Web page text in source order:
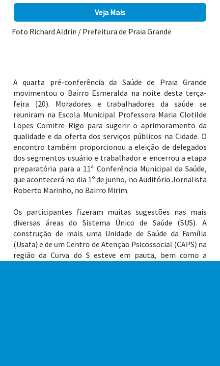
Veja Mais
A quarta pré-conferência da Saúde de Praia Grande
movimentou o Bairro Esmeralda na noite desta terça-
feira (20). Moradores e trabalhadores da saúde se
reuniram na Escola Municipal Professora Maria Clotilde
Lopes Comitre Rigo para sugerir o aprimoramento da
qualidade e da oferta dos serviços públicos na Cidade. O
encontro também proporcionou a eleição de delegados
dos segmentos usuário e trabalhador e encerrou a etapa
preparatória para a 11ª Conferência Municipal da Saúde,
que acontecerá no dia 1º de junho, no Auditório Jornalista
Roberto Marinho, no Bairro Mirim.
diversas áreas do Sistema Único de Saúde (SUS). A
construção de mais uma Unidade de Saúde da Família
(Usafa) e de um Centro de Atenção Psicossocial (CAPS) na
região da Curva do S esteve em pauta, bem como a
ampliação de profissionais de psicologia na rede de